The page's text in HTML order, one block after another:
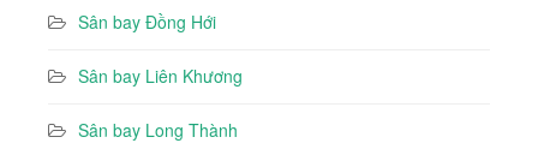
Sân bay Đồng Hới
Sân bay Liên Khương
Sân bay Long Thành